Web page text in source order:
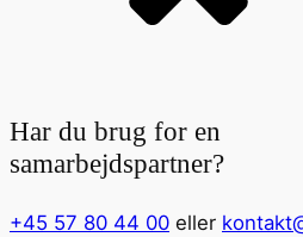
Har du brug for en
samarbejdspartner?
+45 57 80 44 00 eller